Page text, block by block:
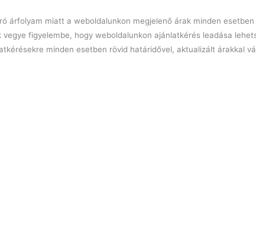
árfolyam miatt a weboldalunkon megjelenő árak minden
vegye figyelembe, hogy weboldalunkon ajánlatkérés leadása
minden esetben rövid határidővel, aktualizált árakkal